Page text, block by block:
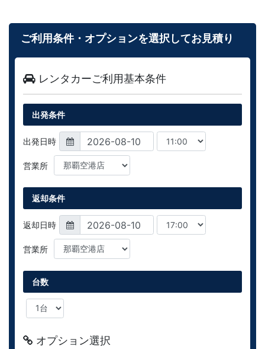
ご利用条件・オプションを選択してお見積り
レンタカーご利用基本条件
出発条件
出発日時
営業所
返却条件
返却日時
営業所
台数
オプション選択